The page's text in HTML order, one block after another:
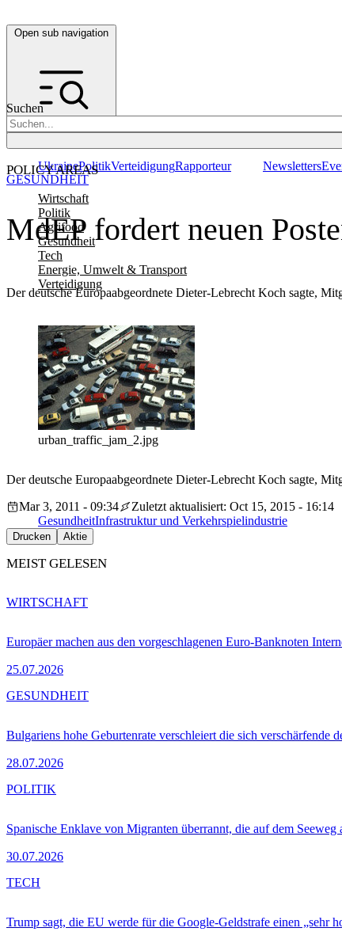
Open sub navigation
Suchen
POLICY AREAS
Wirtschaft
Politik
Agrifood
Gesundheit
Tech
Energie, Umwelt & Transport
Verteidigung
UkrainePolitikVerteidigungRapporteur Newsletters
MdEP fordert neuen
Der deutsche Europaabgeordnete Dieter-Lebrecht Koch sagte,
GESUNDHEIT
urban_traffic_jam_2.jpg
Der deutsche Europaabgeordnete Dieter-Lebrecht Koch sagte,
Mar 3, 2011 - 09:34
Zuletzt aktualisiert: Oct 15, 2015 - 16:14
GesundheitInfrastruktur und Verkehrspielindustrie
Drucken Aktie
MEIST GELESEN
Europäer machen aus den vorgeschlagenen Euro-Banknoten
25.07.2026
WIRTSCHAFT
Bulgariens hohe Geburtenrate verschleiert die sich verschärfende
28.07.2026
GESUNDHEIT
Spanische Enklave von Migranten überrannt, die auf dem Seeweg
30.07.2026
POLITIK
Trump sagt, die EU werde für die Google-Geldstrafe einen „sehr
TECH